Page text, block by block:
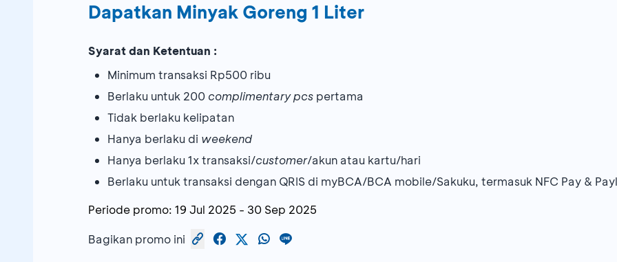
Dapatkan Minyak Goreng 1 Liter
Syarat dan Ketentuan :
Minimum transaksi Rp500 ribu
Berlaku untuk 200 complimentary pcs pertama
Tidak berlaku kelipatan
Hanya berlaku di weekend
Hanya berlaku 1x transaksi/customer/akun atau kartu/hari
Berlaku untuk transaksi dengan QRIS di myBCA/BCA mobile/Sakuku, termasuk NFC Pay &
Periode promo: 19 Jul 2025 - 30 Sep 2025
Bagikan promo ini